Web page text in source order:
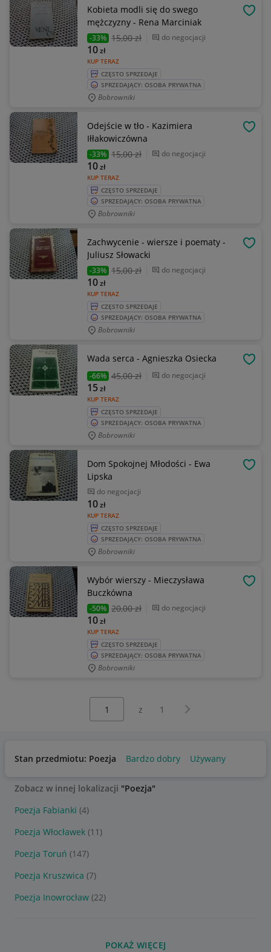
Kobieta modli się do swego
mężczyzny - Rena Marciniak
-33% 15,00 zł do negocjacji
KUP TERAZ
10zł
CZĘSTO SPRZEDAJE
SPRZEDAJĄCY: OSOBA PRYWATNA
Bobrowniki
Odejście w tło - Kazimiera
Iłłakowiczówna
-33% 15,00 zł do negocjacji
KUP TERAZ
10zł
CZĘSTO SPRZEDAJE
SPRZEDAJĄCY: OSOBA PRYWATNA
Bobrowniki
Zachwycenie - wiersze i poematy -
Juliusz Słowacki
-33% 15,00 zł do negocjacji
KUP TERAZ
10zł
CZĘSTO SPRZEDAJE
SPRZEDAJĄCY: OSOBA PRYWATNA
Bobrowniki
Wada serca - Agnieszka Osiecka
-66% 45,00 zł do negocjacji
KUP TERAZ
15zł
CZĘSTO SPRZEDAJE
SPRZEDAJĄCY: OSOBA PRYWATNA
Bobrowniki
Dom Spokojnej Młodości - Ewa
Lipska
do negocjacji
KUP TERAZ
10zł
CZĘSTO SPRZEDAJE
SPRZEDAJĄCY: OSOBA PRYWATNA
Bobrowniki
Wybór wierszy - Mieczysława
Buczkówna
-50% 20,00 zł do negocjacji
KUP TERAZ
10zł
CZĘSTO SPRZEDAJE
SPRZEDAJĄCY: OSOBA PRYWATNA
Bobrowniki
z 1 Następna strona
Stan przedmiotu: Poezja Bardzo dobry Używany
Zobacz w innej lokalizacji "Poezja"
Poezja Fabianki (4)
Poezja Włocławek (11)
Poezja Toruń (147)
Poezja Kruszwica (7)
Poezja Inowrocław (22)
POKAŻ WIĘCEJ